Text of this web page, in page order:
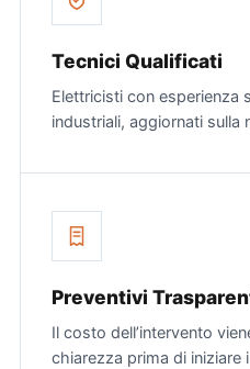
Tecnici Qualificati
Elettricisti con esperienza
industriali, aggiornati sulla
Preventivi
Il costo dell’intervento
chiarezza prima di iniziare